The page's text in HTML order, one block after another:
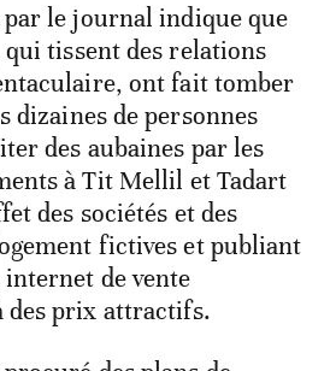
le journal indique que
qui tissent des relations
ont fait tomber
dizaines de personnes
des aubaines par les
à Tit Mellil et Tadart
des sociétés et des
fictives et publiant
internet de vente
des prix attractifs.